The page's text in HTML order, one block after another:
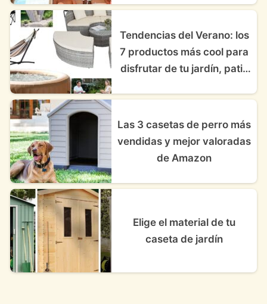
Tendencias del Verano: los
7 productos más cool para
disfrutar de tu jardín, patio
Las 3 casetas de perro más
vendidas y mejor valoradas
de Amazon
Elige el material de tu
caseta de jardín